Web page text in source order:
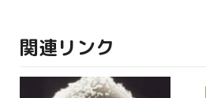
関連リンク